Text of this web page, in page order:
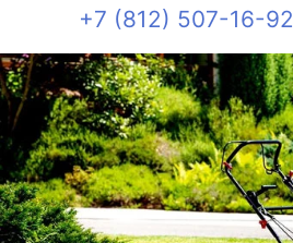
+7 (812) 507-16-92